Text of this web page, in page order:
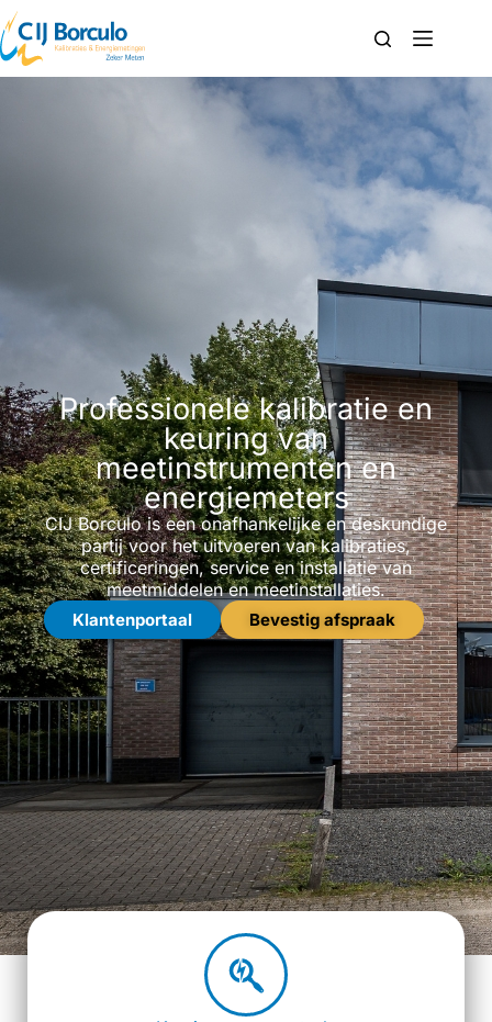
Professionele kalibratie en
keuring van
meetinstrumenten en
energiemeters
CIJ Borculo is een onafhankelijke en deskundige
partij voor het uitvoeren van kalibraties,
certificeringen, service en installatie van
meetmiddelen en meetinstallaties.
Klantenportaal Bevestig afspraak